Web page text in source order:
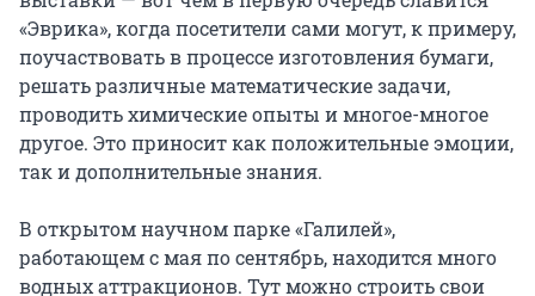
«Эврика», когда посетители сами могут, к примеру,
поучаствовать в процессе изготовления бумаги,
решать различные математические задачи,
проводить химические опыты и многое-многое
другое. Это приносит как положительные эмоции,
так и дополнительные знания.
В открытом научном парке «Галилей»,
работающем с мая по сентябрь, находится много
водных аттракционов. Тут можно строить свои